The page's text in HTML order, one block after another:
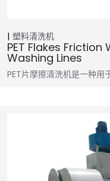
塑料清洗机
PET Flakes
Washing Lines
PET片摩擦清洗机是一种用